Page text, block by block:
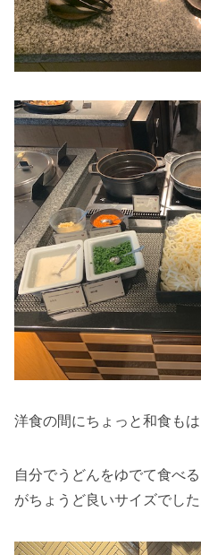
洋食の間にちょっと和食も
自分でうどんをゆでて食べ
がちょうど良いサイズでした